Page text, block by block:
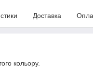
Доставка
кольору.